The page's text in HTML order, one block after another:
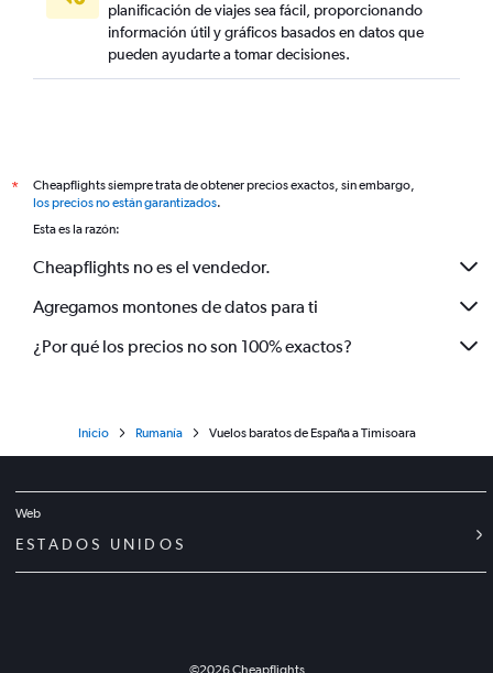
planificación de viajes sea fácil, proporcionando
información útil y gráficos basados en datos que
pueden ayudarte a tomar decisiones.
*
Cheapflights siempre trata de obtener precios exactos, sin embargo,
los precios no están garantizados.
Esta es la razón:
Cheapflights no es el vendedor.
Agregamos montones de datos para ti
¿Por qué los precios no son 100% exactos?
Inicio Rumanía Vuelos baratos de España a Timisoara
Web
ESTADOS UNIDOS
©2026Cheapflights